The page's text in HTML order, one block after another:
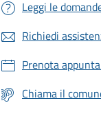
Leggi le
Richiedi
Prenota
Chiama il